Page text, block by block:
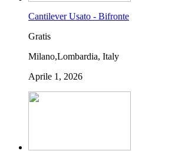
Cantilever Usato - Bifronte
Gratis
Milano,Lombardia, Italy
Aprile 1, 2026